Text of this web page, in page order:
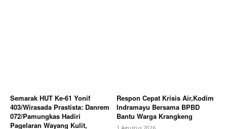
Berita Lainnya Pemkab Karo Sambangi Warga
Kecamatan Kutabuluh Gotong Royong Dan Serahkan
Semarak HUT Ke-61 Yonif
403/Wirasada Prastista: Danrem
072/Pamungkas Hadiri
Pagelaran Wayang Kulit,
Respon Cepat Krisis Air,Kodim
Indramayu Bersama BPBD
Bantu Warga Krangkeng